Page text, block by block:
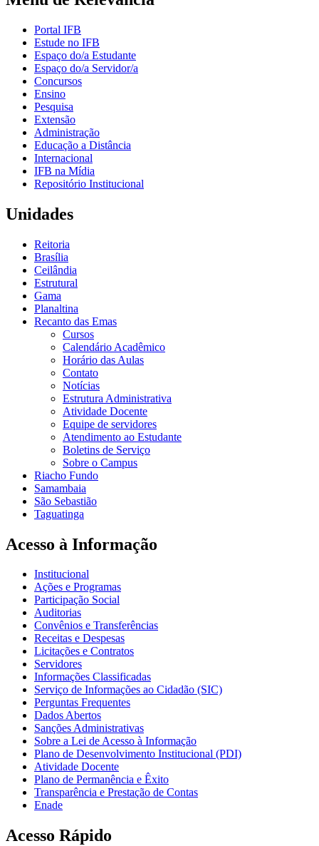
Portal IFB
Estude no IFB
Espaço do/a Estudante
Espaço do/a Servidor/a
Concursos
Ensino
Pesquisa
Extensão
Administração
Educação a Distância
Internacional
IFB na Mídia
Repositório Institucional
Unidades
Reitoria
Brasília
Ceilândia
Estrutural
Gama
Planaltina
Recanto das Emas
Cursos
Calendário Acadêmico
Horário das Aulas
Contato
Notícias
Estrutura Administrativa
Atividade Docente
Equipe de servidores
Atendimento ao Estudante
Boletins de Serviço
Sobre o Campus
Riacho Fundo
Samambaia
São Sebastião
Taguatinga
Acesso à Informação
Institucional
Ações e Programas
Participação Social
Auditorias
Convênios e Transferências
Receitas e Despesas
Licitações e Contratos
Servidores
Informações Classificadas
Serviço de Informações ao Cidadão (SIC)
Perguntas Frequentes
Dados Abertos
Sanções Administrativas
Sobre a Lei de Acesso à Informação
Plano de Desenvolvimento Institucional (PDI)
Atividade Docente
Plano de Permanência e Êxito
Transparência e Prestação de Contas
Enade
Acesso Rápido